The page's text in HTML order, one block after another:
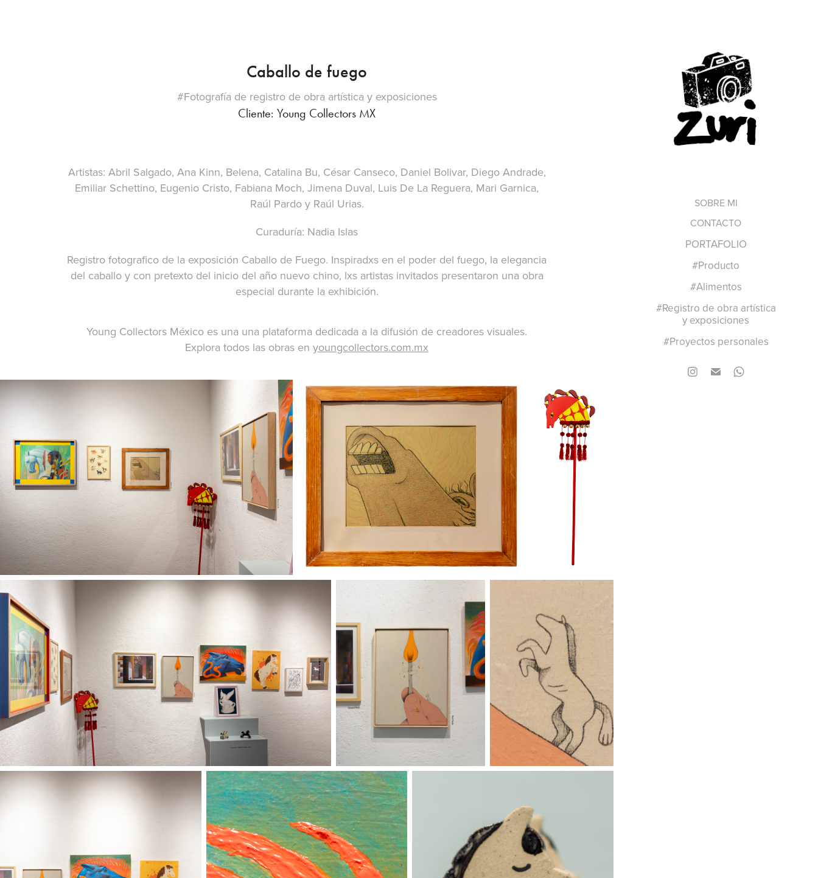
SOBRE MI
CONTACTO
PORTAFOLIO
#Producto
#Alimentos
#Registro de obra artística
y exposiciones
#Proyectos personales
Caballo de fuego
#Fotografía de registro de obra artística y exposiciones
Cliente: Young Collectors MX
Artistas: Abril Salgado, Ana Kinn, Belena, Catalina Bu, César Canseco, Daniel Bolivar, Diego Andrade,
Emiliar Schettino, Eugenio Cristo, Fabiana Moch, Jimena Duval, Luis De La Reguera, Mari Garnica,
Raúl Pardo y Raúl Urias.
Curaduría: Nadia Islas
Registro fotografico de la exposición Caballo de Fuego. Inspiradxs en el poder del fuego, la elegancia
del caballo y con pretexto del inicio del año nuevo chino, lxs artistas invitados presentaron una obra
especial durante la exhibición.
Young Collectors México es una una plataforma dedicada a la difusión de creadores visuales.
Explora todos las obras en youngcollectors.com.mx